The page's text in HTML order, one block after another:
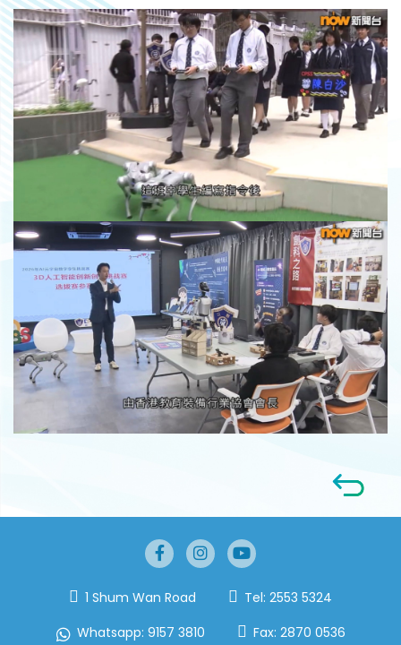
1 Shum Wan Road Tel: 2553 5324
Whatsapp: 9157 3810 Fax: 2870 0536